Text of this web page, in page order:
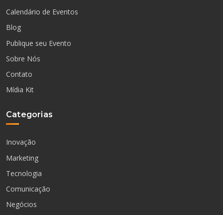
Calendário de Eventos
Blog
Publique seu Evento
Sobre Nós
Contato
Mídia Kit
Categorias
Inovação
Marketing
Tecnologia
Comunicação
Negócios